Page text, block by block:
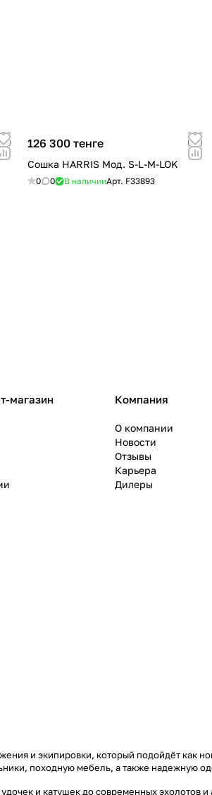
126 300 тенге
Сошка HARRIS Мод. S-L-M-LOK
0 0 В наличииАрт. F33893
магазин Компания
О компании
Новости
Отзывы
Карьера
Дилеры
и экипировки, который подойдёт как
походную мебель, а также надежную
и катушек до современных эхолотов